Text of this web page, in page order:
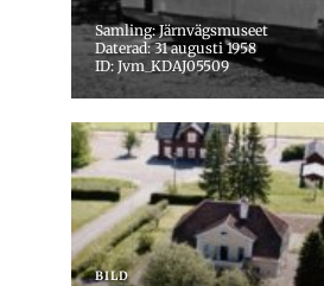
Samling: Järnvägsmuseet
Daterad: 31 augusti 1958
ID: Jvm_KDAJ05509
BILD